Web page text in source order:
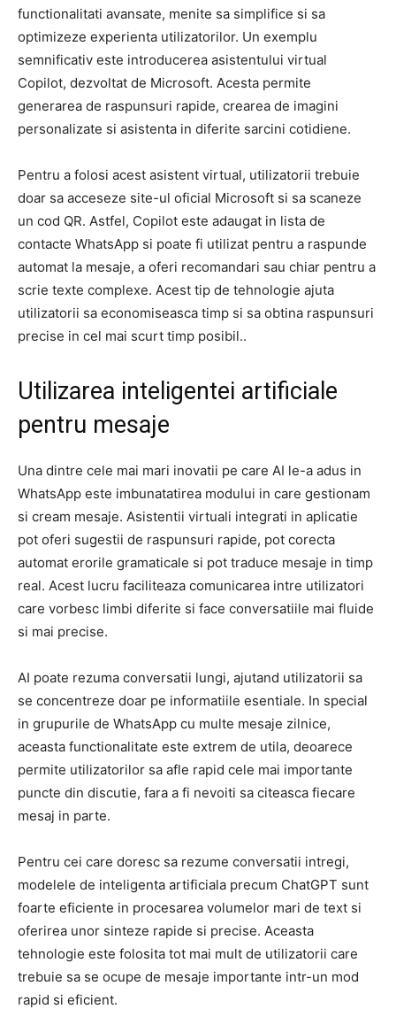
functionalitati avansate, menite sa simplifice si sa
optimizeze experienta utilizatorilor. Un exemplu
semnificativ este introducerea asistentului virtual
Copilot, dezvoltat de Microsoft. Acesta permite
generarea de raspunsuri rapide, crearea de imagini
personalizate si asistenta in diferite sarcini cotidiene.
Pentru a folosi acest asistent virtual, utilizatorii trebuie
doar sa acceseze site-ul oficial Microsoft si sa scaneze
un cod QR. Astfel, Copilot este adaugat in lista de
contacte WhatsApp si poate fi utilizat pentru a raspunde
automat la mesaje, a oferi recomandari sau chiar pentru a
scrie texte complexe. Acest tip de tehnologie ajuta
utilizatorii sa economiseasca timp si sa obtina raspunsuri
precise in cel mai scurt timp posibil..
Utilizarea inteligentei artificiale
pentru mesaje
Una dintre cele mai mari inovatii pe care AI le-a adus in
WhatsApp este imbunatatirea modului in care gestionam
si cream mesaje. Asistentii virtuali integrati in aplicatie
pot oferi sugestii de raspunsuri rapide, pot corecta
automat erorile gramaticale si pot traduce mesaje in timp
real. Acest lucru faciliteaza comunicarea intre utilizatori
care vorbesc limbi diferite si face conversatiile mai fluide
si mai precise.
AI poate rezuma conversatii lungi, ajutand utilizatorii sa
se concentreze doar pe informatiile esentiale. In special
in grupurile de WhatsApp cu multe mesaje zilnice,
aceasta functionalitate este extrem de utila, deoarece
permite utilizatorilor sa afle rapid cele mai importante
puncte din discutie, fara a fi nevoiti sa citeasca fiecare
mesaj in parte.
Pentru cei care doresc sa rezume conversatii intregi,
modelele de inteligenta artificiala precum ChatGPT sunt
foarte eficiente in procesarea volumelor mari de text si
oferirea unor sinteze rapide si precise. Aceasta
tehnologie este folosita tot mai mult de utilizatorii care
trebuie sa se ocupe de mesaje importante intr-un mod
rapid si eficient.